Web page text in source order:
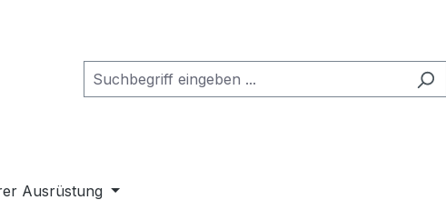
Ausrüstung